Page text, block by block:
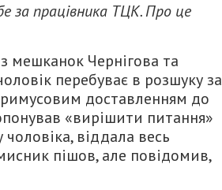
за працівника ТЦК. Про це
мешканок Чернігова та
перебуває в розшуку за
доставленням до
«вирішити питання»
віддала весь
пішов, але повідомив,